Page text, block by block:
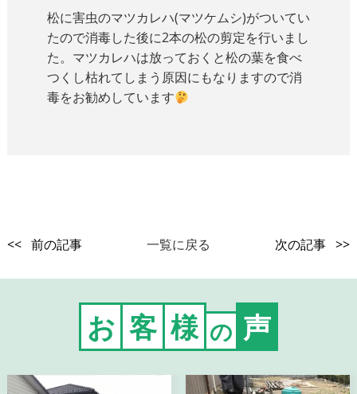
松に害虫のマツカレハ(マツケムシ)がついてい
たので消毒した後に2本の松の剪定を行いまし
た。マツカレハは放っておくと松の葉を食べ
つくし枯れてしまう原因にもなりますので消
毒をお勧めしています
<< 前の記事 一覧に戻る 次の記事 >>
お 客 様 の 声